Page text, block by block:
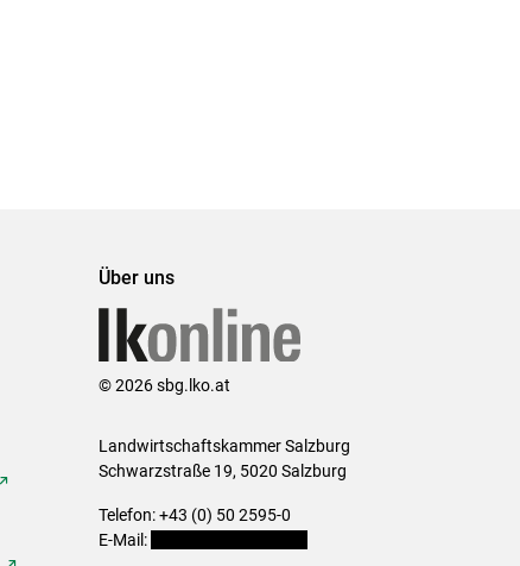
Über uns
© 2026 sbg.lko.at
Landwirtschaftskammer Salzburg
Schwarzstraße 19, 5020 Salzburg
Telefon: +43 (0) 50 2595-0
E-Mail: